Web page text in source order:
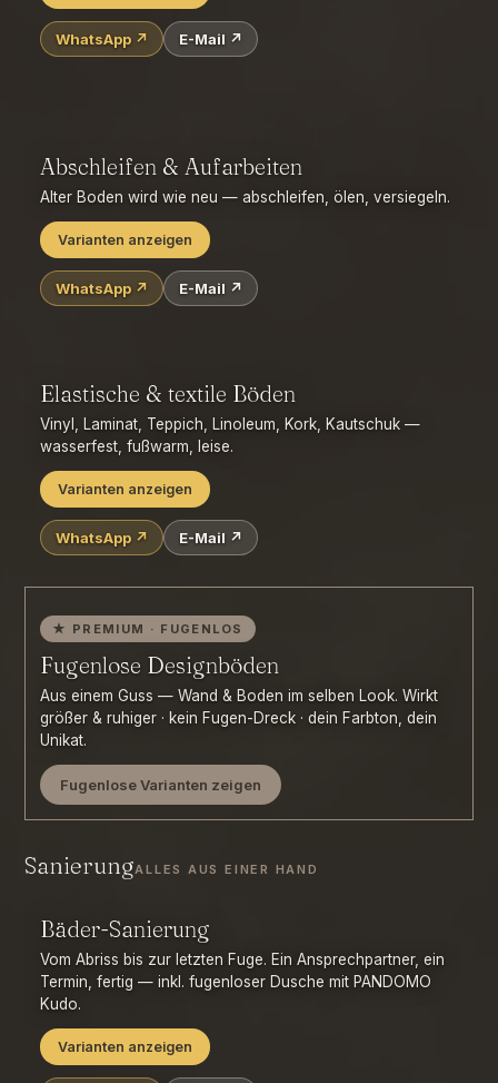
Fertigparkett
Massivparkett & Massivdielen
WhatsApp ↗ E-Mail ↗
Abschleifen & Aufarbeiten
Alter Boden wird wie neu — abschleifen, ölen, versiegeln.
Varianten anzeigen
Abschleifen + versiegeln (Lack)
Einzelne Dielen reparieren
Auffrischung ohne Vollschliff
Treppenstufen mit abschleifen
WhatsApp ↗ E-Mail ↗
Elastische & textile Böden
Vinyl, Laminat, Teppich, Linoleum, Kork, Kautschuk —
wasserfest, fußwarm, leise.
Varianten anzeigen
Vinyl/Designboden Klick
Vinyl/Designboden verklebt
WhatsApp ↗ E-Mail ↗
★ PREMIUM · FUGENLOS
Fugenlose Designböden
Aus einem Guss — Wand & Boden im selben Look. Wirkt
größer & ruhiger · kein Fugen-Dreck · dein Farbton, dein
Unikat.
Fugenlose Varianten zeigen
PANDOMO Wall / Clay
PANDOMO Kudo · Bad
Fugenlose Dusche, Wand & Boden im selben Look.
80 €/m²
WhatsApp ↗
SanierungALLES AUS EINER HAND
Bäder-Sanierung
Vom Abriss bis zur letzten Fuge. Ein Ansprechpartner, ein
Termin, fertig — inkl. fugenloser Dusche mit PANDOMO
Kudo.
Varianten anzeigen